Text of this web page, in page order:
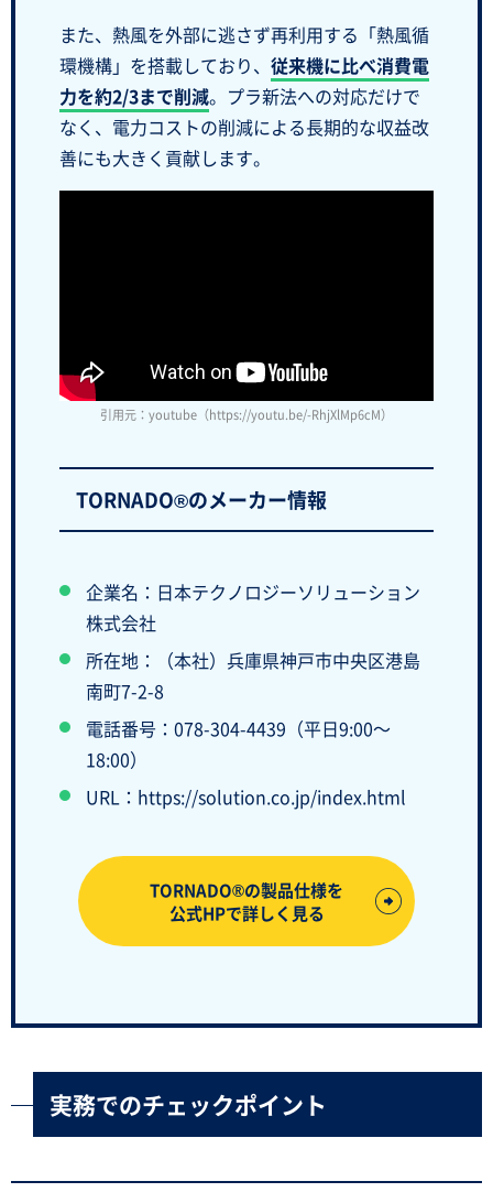
また、熱風を外部に逃さず再利用する「熱風循
環機構」を搭載しており、 従来機に比べ消費電
力を約2/3まで削減。プラ新法への対応だけで
なく、電力コストの削減による長期的な収益改
善にも大きく貢献します。
引用元：youtube（https://youtu.be/-RhjXlMp6cM）
TORNADO®のメーカー情報
企業名：日本テクノロジーソリューション
株式会社
所在地：（本社）兵庫県神戸市中央区港島
南町7-2-8
電話番号：078-304-4439（平日9:00～
18:00）
URL：https://solution.co.jp/index.html
TORNADO®の製品仕様を
公式HPで詳しく見る
実務でのチェックポイント